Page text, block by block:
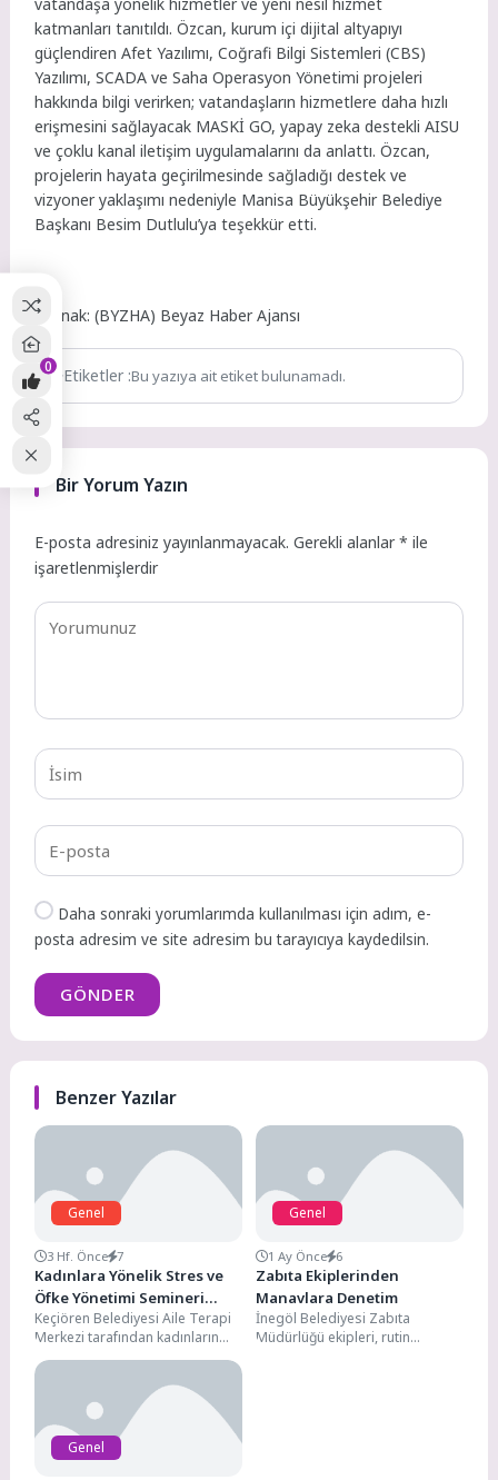
katmanları tanıtıldı. Özcan, kurum içi dijital altyapıyı
güçlendiren Afet Yazılımı, Coğrafi Bilgi Sistemleri (CBS)
Yazılımı, SCADA ve Saha Operasyon Yönetimi projeleri
hakkında bilgi verirken; vatandaşların hizmetlere daha hızlı
erişmesini sağlayacak MASKİ GO, yapay zeka destekli AISU
ve çoklu kanal iletişim uygulamalarını da anlattı. Özcan,
projelerin hayata geçirilmesinde sağladığı destek ve
vizyoner yaklaşımı nedeniyle Manisa Büyükşehir Belediye
Başkanı Besim Dutlulu’ya teşekkür etti.
Kaynak: (BYZHA) Beyaz Haber Ajansı
Etiketler :Bu yazıya ait etiket bulunamadı.
Bir Yorum Yazın
E-posta adresiniz yayınlanmayacak. Gerekli alanlar* ile
işaretlenmişlerdir
Daha sonraki yorumlarımda kullanılması için adım, e-
posta adresim ve site adresim bu tarayıcıya kaydedilsin.
GÖNDER
Benzer Yazılar
Genel
3 Hf. Önce 7
Kadınlara Yönelik Stres ve
Öfke Yönetimi Semineri
Düzenlendi
Keçiören Belediyesi Aile Terapi
Merkezi tarafından kadınların
günlük yaşamda karşılaştıkları
stres ve öfke durumlarıyla
Genel
1 Ay Önce 6
Zabıta Ekiplerinden
Manavlara Denetim
İnegöl Belediyesi Zabıta
Müdürlüğü ekipleri, rutin
Genel
0